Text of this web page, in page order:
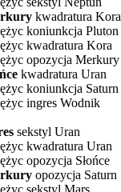
kwadratura Kora
koniunkcja Pluton
kwadratura Kora
opozycja Merkury
kwadratura Uran
koniunkcja Saturn
ingres Wodnik
sekstyl Uran
kwadratura Uran
opozycja Słońce
opozycja Saturn
sekstyl Mars